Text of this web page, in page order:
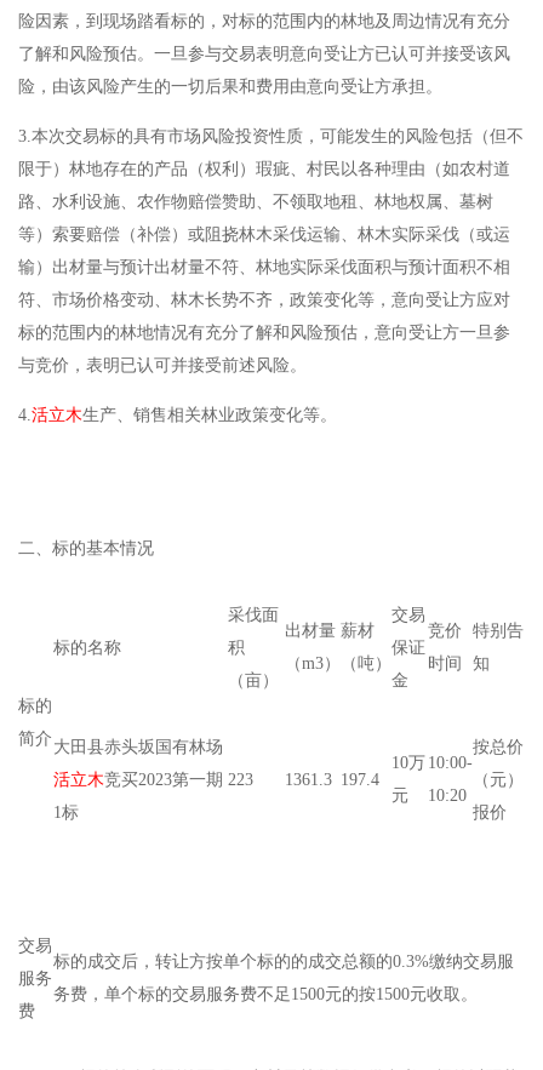
险因素，到现场踏看标的，对标的范围内的林地及周边情况有充分
了解和风险预估。一旦参与交易表明意向受让方已认可并接受该风
险，由该风险产生的一切后果和费用由意向受让方承担。
3.本次交易标的具有市场风险投资性质，可能发生的风险包括（但不
限于）林地存在的产品（权利）瑕疵、村民以各种理由（如农村道
路、水利设施、农作物赔偿赞助、不领取地租、林地权属、墓树
等）索要赔偿（补偿）或阻挠林木采伐运输、林木实际采伐（或运
输）出材量与预计出材量不符、林地实际采伐面积与预计面积不相
符、市场价格变动、林木长势不齐，政策变化等，意向受让方应对
标的范围内的林地情况有充分了解和风险预估，意向受让方一旦参
与竞价，表明已认可并接受前述风险。
4.活立木生产、销售相关林业政策变化等。
二、标的基本情况
标的
简介
标的名称
采伐面
积
（亩）
出材量
（m3）
薪材
（吨）
交易
保证
金
竞价
时间
特别告
知
大田县赤头坂国有林场
活立木竞买2023第一期
1标
223 1361.3 197.4
10万
元
10:00-
10:20
按总价
（元）
报价
交易
服务
费
标的成交后，转让方按单个标的的成交总额的0.3%缴纳交易服
务费，单个标的交易服务费不足1500元的按1500元收取。